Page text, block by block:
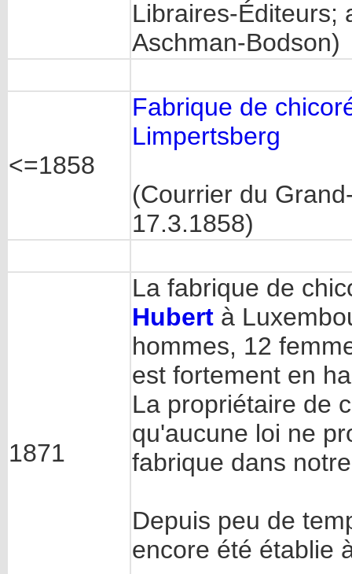
Libraires-Éditeurs;
Aschman-Bodson)
<=1858
Fabrique de
Limpertsberg
(Courrier du
17.3.1858)
1871
La fabrique de
Hubert à
hommes, 12
est fortement en
La propriétaire de
qu'aucune loi ne
fabrique dans
Depuis peu de
encore été établie